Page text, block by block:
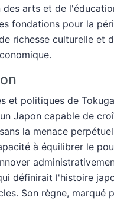
arts et de
fondations pour la
richesse culturelle et
et politiques de
Japon capable de
la menace
à équilibrer le
définirait l'histoire
Son règne, marqué